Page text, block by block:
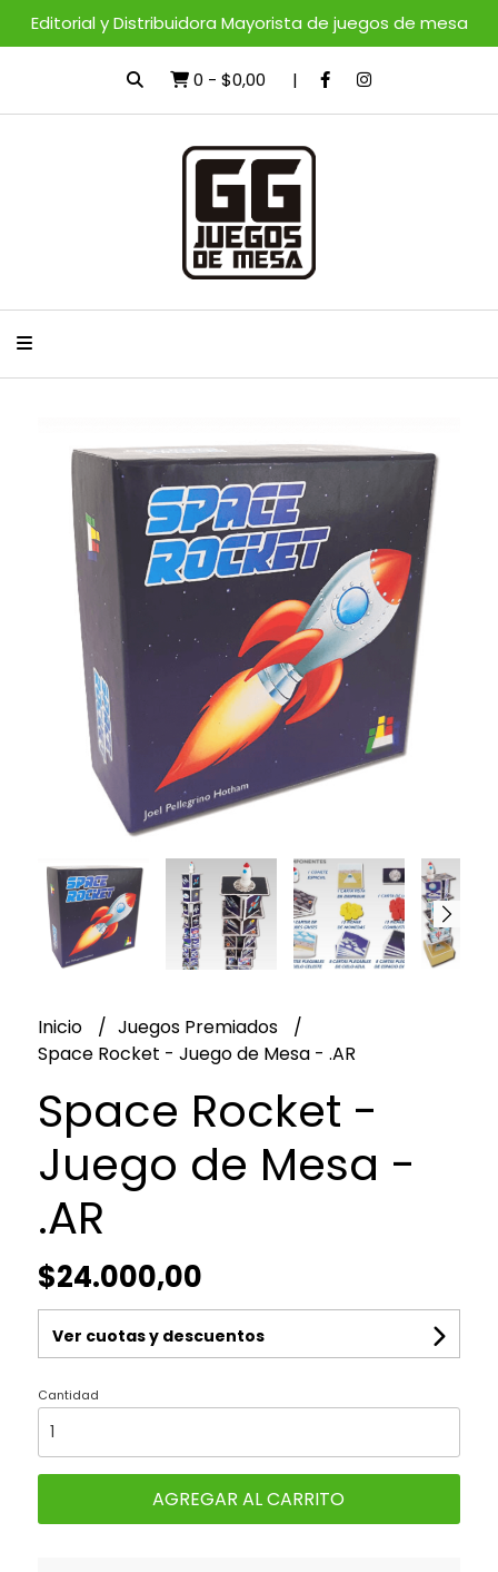
Editorial y Distribuidora Mayorista de juegos de mesa
0 - $0,00
Inicio
Juegos Premiados
Space Rocket - Juego de Mesa - .AR
Space Rocket -
Juego de Mesa -
.AR
$24.000,00
Ver cuotas y descuentos
Cantidad
AGREGAR AL CARRITO